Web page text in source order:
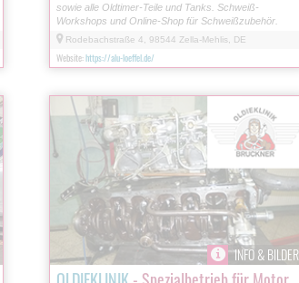
sowie alle Oldtimer-Teile und Tanks. Schweiß-
Workshops und Online-Shop für Schweißzubehör.
Rodebachstraße 4, 98544 Zella-Mehlis, DE
Website:https://alu-loeffel.de/
INFO & BILDER